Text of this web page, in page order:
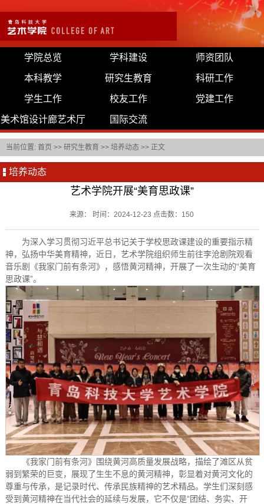
学院总览 学科建设 师资团队
本科教学 研究生教育 科研工作
学生工作 校友工作 党建工作
美术馆设计廊艺术厅 国际交流
当前位置: 首页 >> 研究生教育 >> 培养动态 >> 正文
培养动态
艺术学院开展“美育思政课”
来源： 时间：2024-12-23 点击数： 150
为深入学习贯彻习近平总书记关于学校思政课建设的重要指示精
神，弘扬中华美育精神，近日，艺术学院组织师生前往李沧剧院观看
音乐剧《我家门前有条河》，感悟黄河精神，开展了一次生动的“美育
思政课”。
《我家门前有条河》围绕黄河高质量发展战略，描绘了滩区从贫
弱到繁荣的巨变，展现了生生不息的黄河精神，彰显着对黄河文化的
尊重与传承，是记录时代、传承民族精神的艺术精品。学生们深刻感
受到黄河精神在当代社会的延续与发展，它不仅是“团结、务实、开